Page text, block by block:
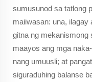
sumusunod sa tatlong
maiiwasan: una, ilagay
gitna ng mekanismong
maayos ang mga
nang umuusli; at
siguraduhing balanse